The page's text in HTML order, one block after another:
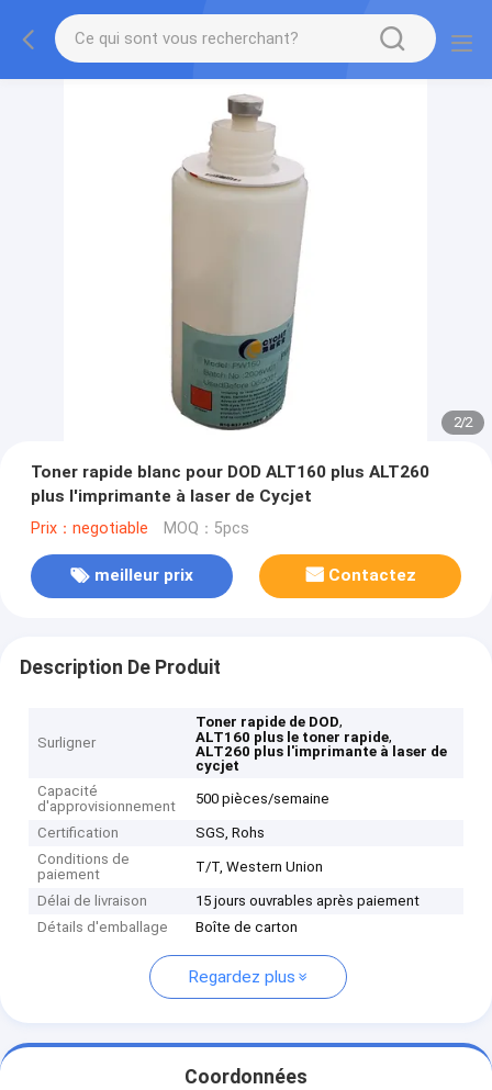
2/2
Toner rapide blanc pour DOD ALT160 plus ALT260
plus l'imprimante à laser de Cycjet
Prix：negotiable MOQ：5pcs
meilleur prix Contactez
Description De Produit
Surligner
Toner rapide de DOD,
ALT160 plus le toner rapide,
ALT260 plus l'imprimante à laser de
cycjet
Capacité
d'approvisionnement
500 pièces/semaine
Certification
SGS, Rohs
Conditions de
paiement
T/T, Western Union
Délai de livraison
15 jours ouvrables après paiement
Détails d'emballage
Boîte de carton
Regardez plus
Coordonnées